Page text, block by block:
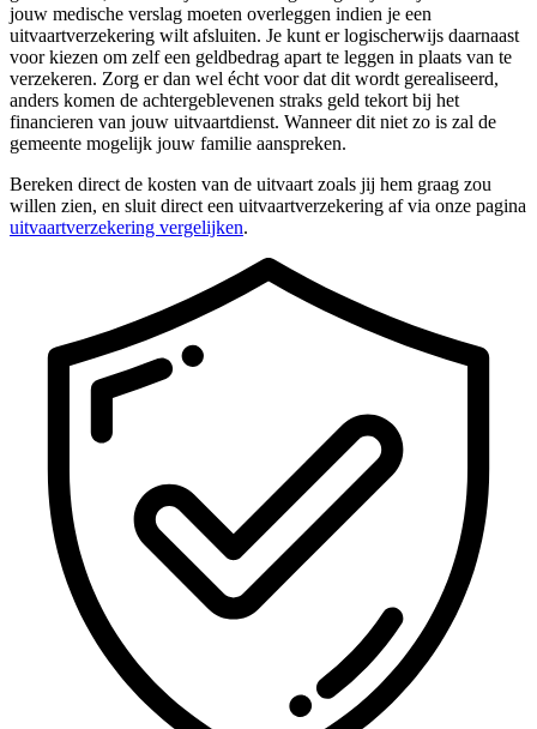
jouw medische verslag moeten overleggen indien je een
uitvaartverzekering wilt afsluiten. Je kunt er logischerwijs daarnaast
voor kiezen om zelf een geldbedrag apart te leggen in plaats van te
verzekeren. Zorg er dan wel écht voor dat dit wordt gerealiseerd,
anders komen de achtergeblevenen straks geld tekort bij het
financieren van jouw uitvaartdienst. Wanneer dit niet zo is zal de
gemeente mogelijk jouw familie aanspreken.
Bereken direct de kosten van de uitvaart zoals jij hem graag zou
willen zien, en sluit direct een uitvaartverzekering af via onze pagina
uitvaartverzekering vergelijken.